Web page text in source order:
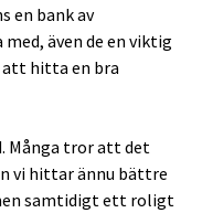
en bank av
även de en viktig
att hitta en bra
Många tror att det
vi hittar ännu bättre
samtidigt ett roligt